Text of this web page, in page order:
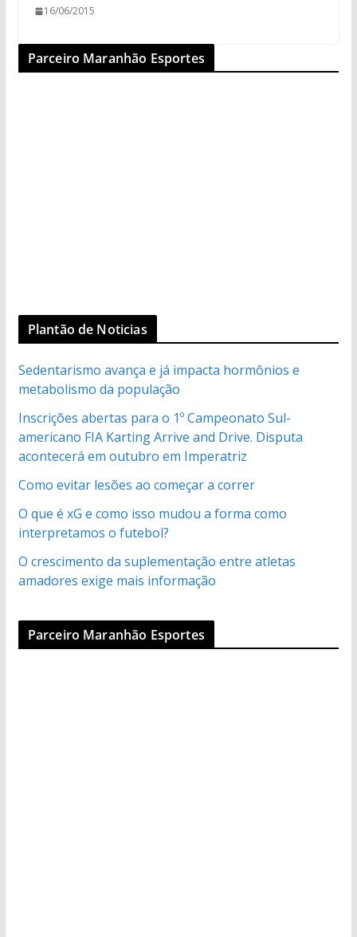
16/06/2015
Parceiro Maranhão Esportes
Plantão de Noticias
Sedentarismo avança e já impacta hormônios e
metabolismo da população
Inscrições abertas para o 1º Campeonato Sul-
americano FIA Karting Arrive and Drive. Disputa
acontecerá em outubro em Imperatriz
Como evitar lesões ao começar a correr
O que é xG e como isso mudou a forma como
interpretamos o futebol?
O crescimento da suplementação entre atletas
amadores exige mais informação
Parceiro Maranhão Esportes